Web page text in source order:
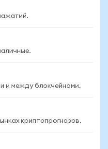
и между блокчейнами.
криптопрогнозов.